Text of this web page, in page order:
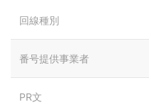
回線種別
番号提供事業者
PR文